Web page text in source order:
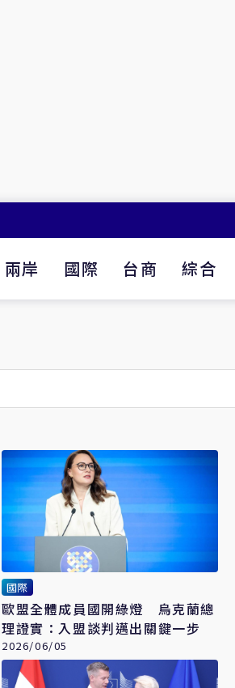
兩岸 國際 台商 綜合
國際
歐盟全體成員國開綠燈 烏克蘭總
理證實：入盟談判邁出關鍵一步
2026/06/05